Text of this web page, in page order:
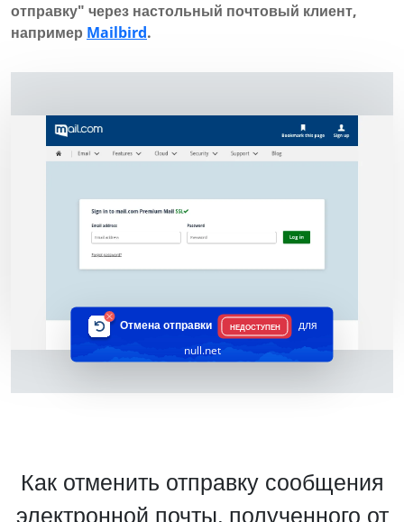
отправку" через настольный почтовый клиент,
например Mailbird.
Отмена отправки НЕДОСТУПЕН
для
null.net
Как отменить отправку сообщения
электронной почты, полученного от